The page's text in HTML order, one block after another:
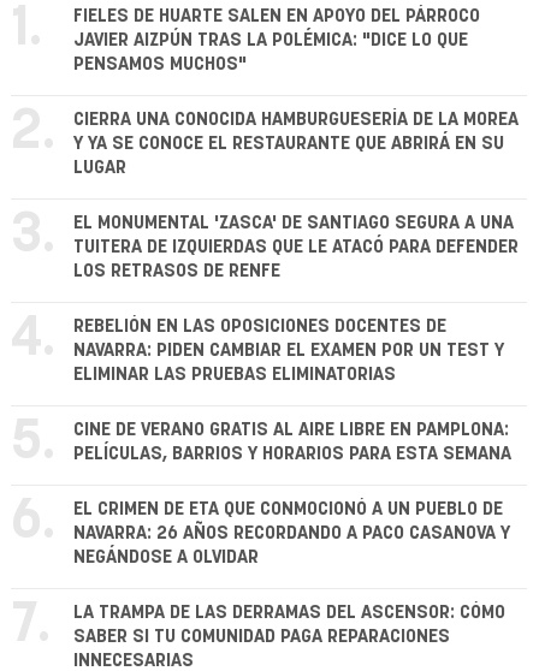
1.
FIELES DE HUARTE SALEN EN APOYO DEL PÁRROCO
JAVIER AIZPÚN TRAS LA POLÉMICA: "DICE LO QUE
PENSAMOS MUCHOS"
2.
CIERRA UNA CONOCIDA HAMBURGUESERÍA DE LA MOREA
Y YA SE CONOCE EL RESTAURANTE QUE ABRIRÁ EN SU
LUGAR
3.
EL MONUMENTAL 'ZASCA' DE SANTIAGO SEGURA A UNA
TUITERA DE IZQUIERDAS QUE LE ATACÓ PARA DEFENDER
LOS RETRASOS DE RENFE
4.
REBELIÓN EN LAS OPOSICIONES DOCENTES DE
NAVARRA: PIDEN CAMBIAR EL EXAMEN POR UN TEST Y
ELIMINAR LAS PRUEBAS ELIMINATORIAS
5.
CINE DE VERANO GRATIS AL AIRE LIBRE EN PAMPLONA:
PELÍCULAS, BARRIOS Y HORARIOS PARA ESTA SEMANA
6.
EL CRIMEN DE ETA QUE CONMOCIONÓ A UN PUEBLO DE
NAVARRA: 26 AÑOS RECORDANDO A PACO CASANOVA Y
NEGÁNDOSE A OLVIDAR
7.
LA TRAMPA DE LAS DERRAMAS DEL ASCENSOR: CÓMO
SABER SI TU COMUNIDAD PAGA REPARACIONES
INNECESARIAS